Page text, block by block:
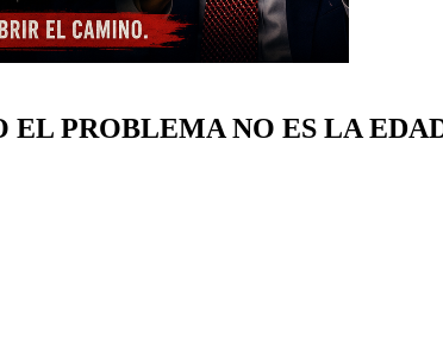
PROBLEMA NO ES LA